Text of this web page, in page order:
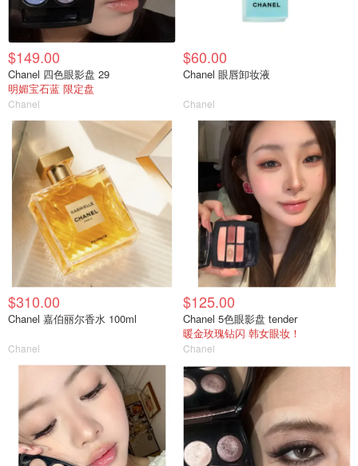
$149.00
Chanel 四色眼影盘 29
明媚宝石蓝 限定盘
Chanel
$60.00
Chanel 眼唇卸妆液
Chanel
$310.00
Chanel 嘉伯丽尔香水 100ml
Chanel
$125.00
Chanel 5色眼影盘 tender
暖金玫瑰钻闪 韩女眼妆！
Chanel